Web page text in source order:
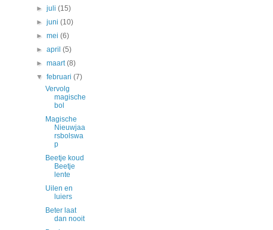
►juli(15)
►juni(10)
►mei(6)
►april(5)
►maart(8)
▼februari(7)
Vervolg
magische
bol
Magische
Nieuwjaa
rsbolswa
p
Beetje koud
Beetje
lente
Uilen en
luiers
Beter laat
dan nooit